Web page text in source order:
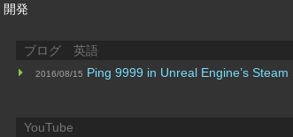
開発
ブログ 英語
2016/08/15 Ping 9999 in Unreal Engine’s
YouTube